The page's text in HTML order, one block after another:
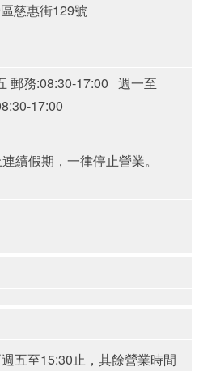
慈惠街129號
郵務:08:30-17:00 週一至
17:00
續假期，一律停止營業。
五至15:30止，其餘營業時間